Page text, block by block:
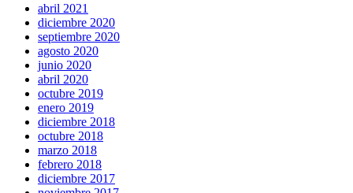
abril 2021
diciembre 2020
septiembre 2020
agosto 2020
junio 2020
abril 2020
octubre 2019
enero 2019
diciembre 2018
octubre 2018
marzo 2018
febrero 2018
diciembre 2017